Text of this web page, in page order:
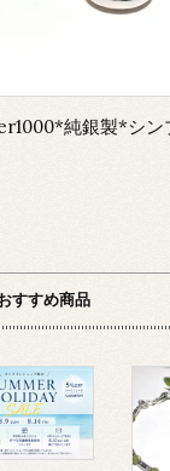
すすめ商品